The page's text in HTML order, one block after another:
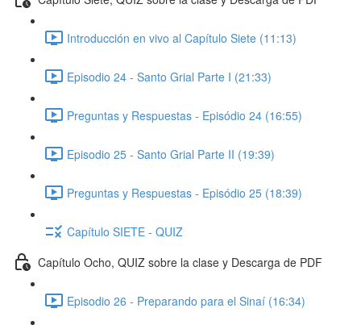
Introducción en vivo al Capítulo Siete (11:13)
Episodio 24 - Santo Grial Parte I (21:33)
Preguntas y Respuestas - Episódio 24 (16:55)
Episodio 25 - Santo Grial Parte II (19:39)
Preguntas y Respuestas - Episódio 25 (18:39)
Capítulo SIETE - QUIZ
Capítulo Ocho, QUIZ sobre la clase y Descarga de PDF
Episodio 26 - Preparando para el Sinaí (16:34)